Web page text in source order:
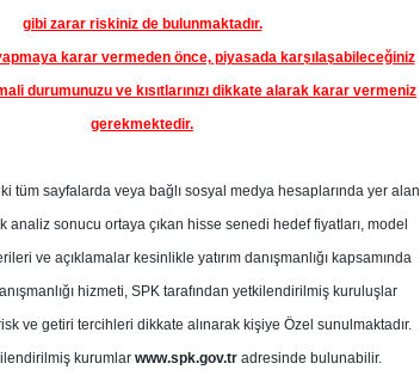
En Yüksek Tahmin
Ortalama Fiyat
Tahmini
gibi zarar riskiniz de bulunmaktadır.
karar vermeden önce, piyasada karşılaşabileceğiniz
durumunuzu ve kısıtlarınızı dikkate alarak karar vermeniz
gerekmektedir.
tüm sayfalarda veya bağlı sosyal medya hesaplarında yer alan
analiz sonucu ortaya çıkan hisse senedi hedef fiyatları, model
ve açıklamalar kesinlikle yatırım danışmanlığı kapsamında
hizmeti, SPK tarafından yetkilendirilmiş kuruluşlar
ve getiri tercihleri dikkate alınarak kişiye Özel sunulmaktadır.
kurumlar www.spk.gov.tradresinde bulunabilir.